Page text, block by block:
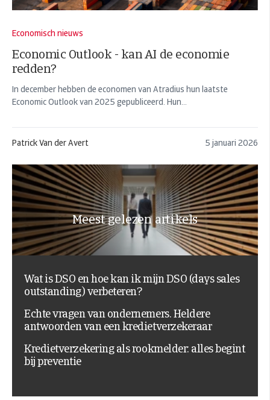
Economisch nieuws
Economic Outlook - kan AI de economie
redden?
In december hebben de economen van Atradius hun laatste
Economic Outlook van 2025 gepubliceerd. Hun...
Patrick Van der Avert 5 januari 2026
Meest gelezen artikels
Wat is DSO en hoe kan ik mijn DSO (days sales
outstanding) verbeteren?
Echte vragen van ondernemers. Heldere
antwoorden van een kredietverzekeraar
Kredietverzekering als rookmelder: alles begint
bij preventie